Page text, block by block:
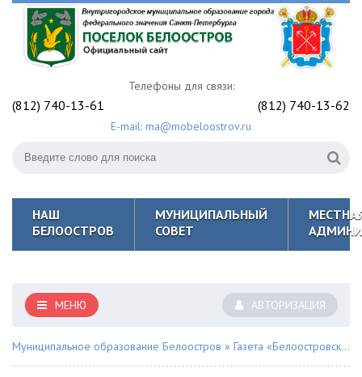
Телефоны для связи:
(812) 740-13-61 (812) 740-13-62
E-mail: ma@mobeloostrov.ru
НАШ
БЕЛООСТРОВ
МУНИЦИПАЛЬНЫЙ
СОВЕТ
АВТОРИЗАЦИЯ
МЕНЮ
Муниципальное образование Белоостров » Газета «Белоостровский Вестник»